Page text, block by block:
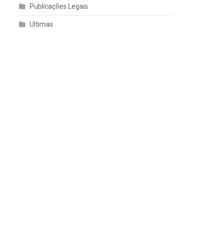
Publicações Legais
Ultimas